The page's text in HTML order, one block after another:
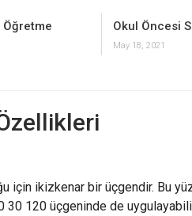
Okul Öncesi
May 18, 2021
için ikizkenar bir üçgendir. Bu
30 120 üçgeninde de